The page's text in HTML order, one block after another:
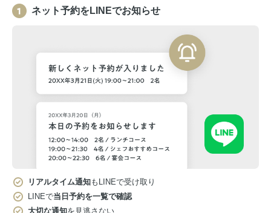
ネット予約をLINEでお知らせ
リアルタイム通知もLINEで受け取り
LINEで当日予約を一覧で確認
大切な通知を見逃さない